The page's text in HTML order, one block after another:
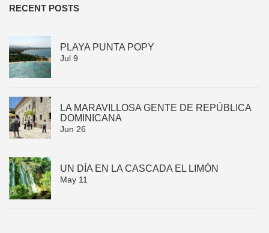
RECENT POSTS
PLAYA PUNTA POPY
Jul 9
LA MARAVILLOSA GENTE DE REPÚBLICA
DOMINICANA
Jun 26
UN DÍA EN LA CASCADA EL LIMÓN
May 11